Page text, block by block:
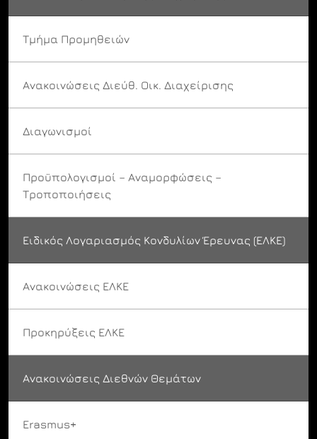
Τμήμα Προμηθειών
Ανακοινώσεις Διεύθ. Οικ. Διαχείρισης
Διαγωνισμοί
Προϋπολογισμοί – Αναμορφώσεις –
Τροποποιήσεις
Ειδικός Λογαριασμός Κονδυλίων Έρευνας (ΕΛΚΕ)
Ανακοινώσεις ΕΛΚΕ
Προκηρύξεις ΕΛΚΕ
Ανακοινώσεις Διεθνών Θεμάτων
Erasmus+